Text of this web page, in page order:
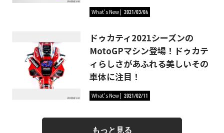
What's New 2021/03/04
ドゥカティ2021シーズンの
MotoGPマシン登場！ドゥカテ
ィらしさがあふれる美しいその
車体に注目！
What's New 2021/02/11
もっと見る